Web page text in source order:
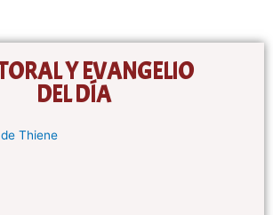
Y EVANGELIO
DEL DÍA